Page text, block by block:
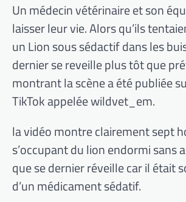
Un médecin vétérinaire et son
laisser leur vie. Alors qu’ils
un Lion sous sédactif dans les
dernier se reveille plus tôt que
montrant la scène a été publiée
TikTok appelée wildvet_em.
la vidéo montre clairement sept
s’occupant du lion endormi sans
que se dernier réveille car il était
d’un médicament sédatif.